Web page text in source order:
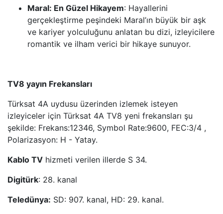
Maral: En Güzel Hikayem: Hayallerini
gerçekleştirme peşindeki Maral’ın büyük bir aşk
ve kariyer yolculuğunu anlatan bu dizi, izleyicilere
romantik ve ilham verici bir hikaye sunuyor.
TV8 yayın Frekansları
Türksat 4A uydusu üzerinden izlemek isteyen
izleyiceler için Türksat 4A TV8 yeni frekansları şu
şekilde: Frekans:12346, Symbol Rate:9600, FEC:3/4 ,
Polarizasyon: H - Yatay.
Kablo TV hizmeti verilen illerde S 34.
Digitürk: 28. kanal
Teledünya: SD: 907. kanal, HD: 29. kanal.